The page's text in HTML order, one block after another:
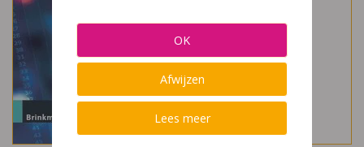
OK
Afwijzen
Lees meer